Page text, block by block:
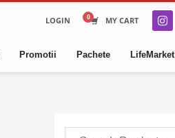
LOGIN MY CART
Promotii Pachete LifeMarket